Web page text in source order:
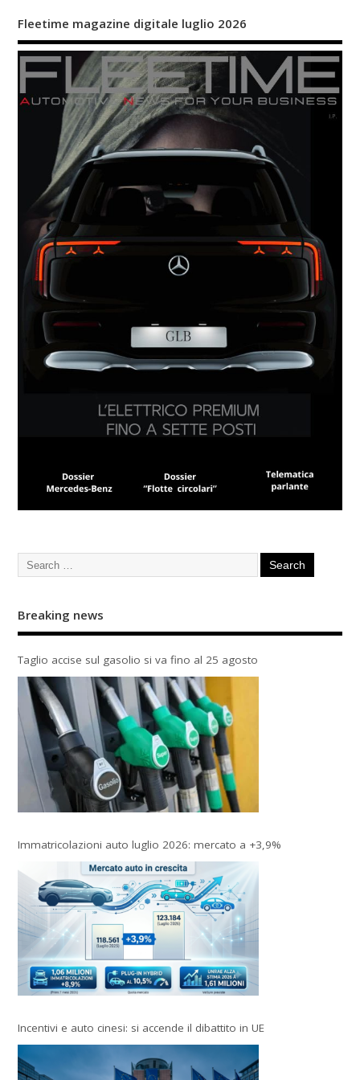
Fleetime magazine digitale luglio 2026
Breaking news
Taglio accise sul gasolio si va fino al 25 agosto
Immatricolazioni auto luglio 2026: mercato a +3,9%
Incentivi e auto cinesi: si accende il dibattito in UE